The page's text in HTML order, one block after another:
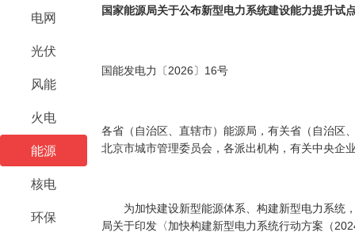
电网
光伏
风能
火电
能源
核电
环保
国家能源局关于公布新型电力系统建设能力提升试
国能发电力〔2026〕16号
各省（自治区、直辖市）能源局，有关省（自治区
北京市城市管理委员会，各派出机构，有关中央企
为加快建设新型能源体系、构建新型电力系统
局关于印发〈加快构建新型电力系统行动方案（